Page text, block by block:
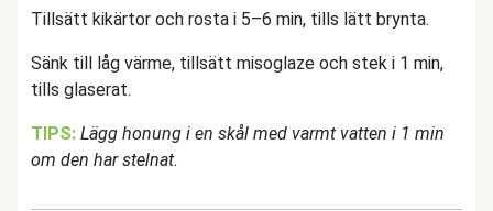
Tillsätt kikärtor och rosta i 5–6 min, tills lätt brynta.
Sänk till låg värme, tillsätt misoglaze och stek i 1 min,
tills glaserat.
TIPS: Lägg honung i en skål med varmt vatten i 1 min
om den har stelnat.